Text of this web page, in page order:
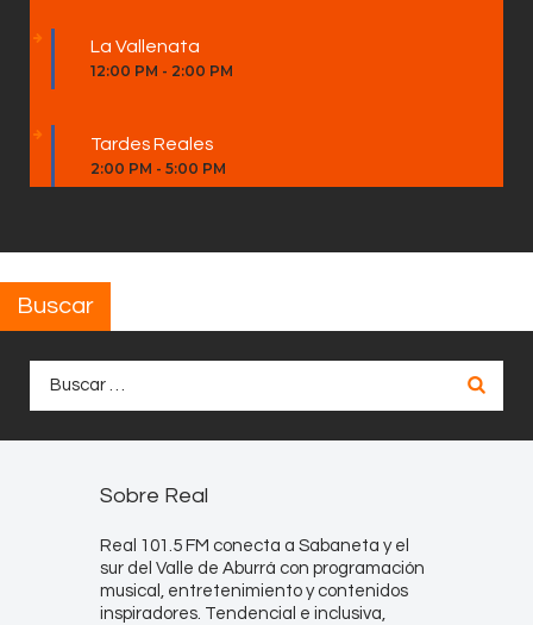
La Vallenata
12:00 PM - 2:00 PM
Tardes Reales
2:00 PM - 5:00 PM
Buscar
Sobre Real
Real 101.5 FM conecta a Sabaneta y el
sur del Valle de Aburrá con programación
musical, entretenimiento y contenidos
inspiradores. Tendencial e inclusiva,